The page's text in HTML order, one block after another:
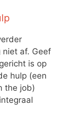
niet af. Geef
is op
hulp (een
the job)